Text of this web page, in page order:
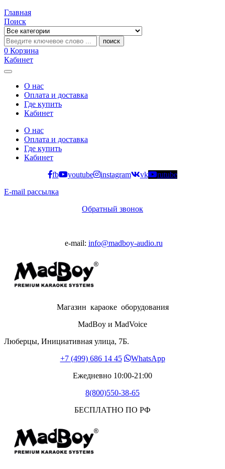
Главная
Поиск
поиск
0 Корзина
Кабинет
Categories
О нас
Оплата и доставка
Где купить
Кабинет
О нас
Оплата и доставка
Где купить
Кабинет
fb
youtube instagram vk
rutube
E-mail рассылка
Обратный звонок
e-mail: info@madboy-audio.ru
Магазин караоке оборудования
MadBoy и MadVoice
Люберцы, Инициативная улица, 7Б.
+7 (499) 686 14 45
WhatsApp
Ежедневно 10:00-21:00
8(800)550-38-65
БЕСПЛАТНО ПО РФ